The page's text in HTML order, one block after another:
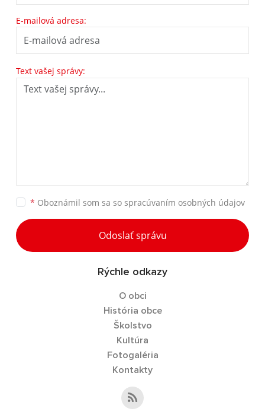
E-mailová adresa:
Text vašej správy:
* Oboznámil som sa so spracúvaním osobných údajov
Odoslať správu
Rýchle odkazy
O obci
História obce
Školstvo
Kultúra
Fotogaléria
Kontakty